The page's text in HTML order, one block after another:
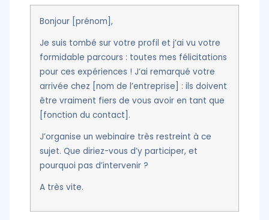
Bonjour [prénom],
Je suis tombé sur votre profil et j’ai vu votre
formidable parcours : toutes mes félicitations
pour ces expériences ! J’ai remarqué votre
arrivée chez [nom de l’entreprise] : ils doivent
être vraiment fiers de vous avoir en tant que
[fonction du contact].
J’organise un webinaire très restreint à ce
sujet. Que diriez-vous d’y participer, et
pourquoi pas d’intervenir ?
A très vite.